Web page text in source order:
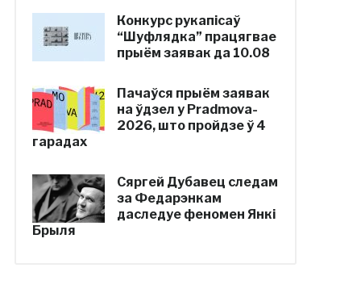
Конкурс рукапісаў
“Шуфлядка” працягвае
прыём заявак да 10.08
Пачаўся прыём заявак
на ўдзел у Pradmova-
2026, што пройдзе ў 4
гарадах
Сяргей Дубавец следам
за Федарэнкам
даследуе феномен Янкі
Брыля